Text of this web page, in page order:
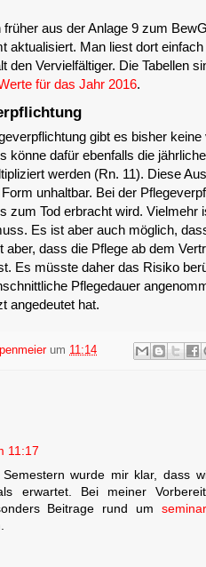
aus der Anlage 9 zum
aktualisiert. Man liest dort
den Vervielfältiger. Die Tabellen
für das Jahr 2016.
gibt es bisher
könne dafür ebenfalls die
werden (Rn. 11). Diese
unhaltbar. Bei der
zum Tod erbracht wird. Vielmehr
Es ist aber auch möglich,
dass die Pflege ab dem
Es müsste daher das Risiko
Pflegedauer
angedeutet hat.
um 11:14
11:17
wurde mir klar, dass
erwartet. Bei meiner
Beitrage rund um